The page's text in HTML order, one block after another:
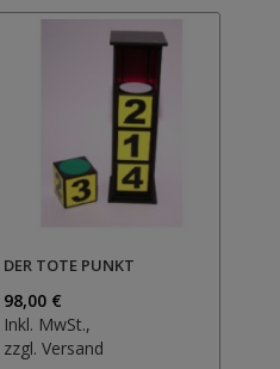
DER TOTE PUNKT
98,00 €
Inkl. MwSt.,
zzgl.Versand